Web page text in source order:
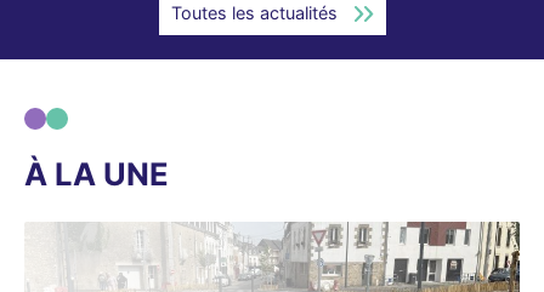
Toutes les actualités
À LA UNE